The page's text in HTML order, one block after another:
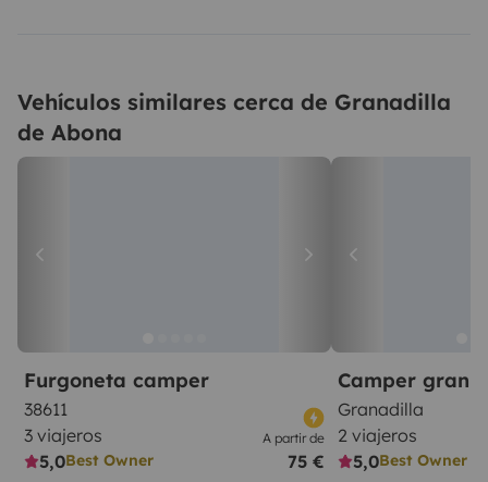
Vehículos similares cerca de Granadilla
de Abona
Furgoneta camper
38611
3 viajeros
5,0Best Owner
A partir de
75 €
Camper gran
Granadilla
2 viajeros
5,0Best Owner